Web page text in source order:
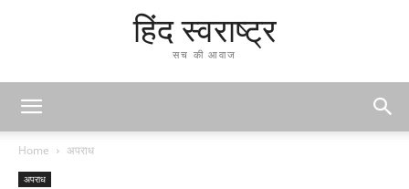
हिंद स्वराष्ट्र
सच की आवाज
Home अपराध
अपराध